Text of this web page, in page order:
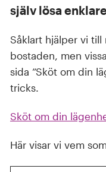
själv lösa
Såklart hjälper vi
bostaden, men
sida ”Sköt om din
tricks.
Sköt om din
Här visar vi vem